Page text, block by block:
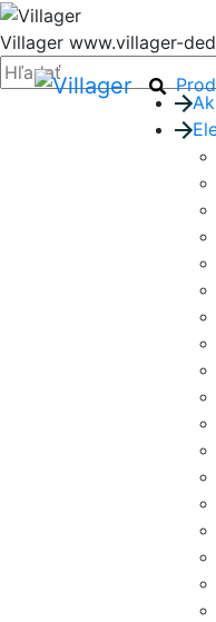
Villager www.villager-
Zatvoriť
Hľadať: